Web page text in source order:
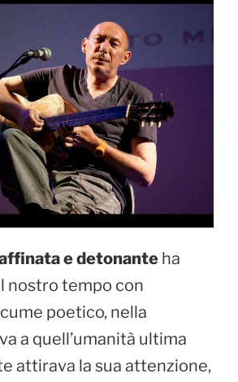
e detonante ha
nostro tempo con
poetico, nella
a quell’umanità ultima
attirava la sua attenzione,